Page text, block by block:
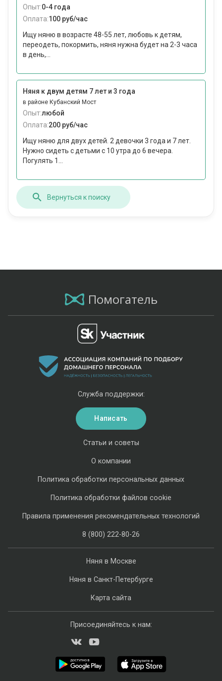
Опыт:0-4 года
Оплата:100 руб/час
Ищу няню в возрасте 48-55 лет, любовь к детям,
переодеть, покормить, няня нужна будет на 2-3 часа
в день,...
Няня к двум детям 7 лет и 3 года
в районе Кубанский Мост
Опыт:любой
Оплата:200 руб/час
Ищу няню для двух детей. 2 девочки 3 года и 7 лет.
Нужно сидеть с детьми с 10 утра до 6 вечера.
Погулять 1...
Вернуться к поиску
Помогатель
Няня в Москве
Няня в Санкт-Петербурге
Карта сайта
Статьи и советы
О компании
Политика обработки персональных данных
Политика обработки файлов cookie
Правила применения рекомендательных технологий
8 (800) 222-80-26
Служба поддержки:
Написать
Присоединяйтесь к нам: